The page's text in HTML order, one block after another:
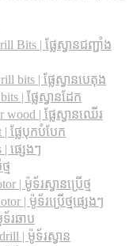
Bits |​ ផ្លែស្វានជញ្ជាំង
bits |​ ផ្លែស្វានបេតុង
|​ ផ្លែស្វានដែក
|​ ផ្លែស្វានឈើរ
|​ ផ្លែបុកបំបែក
| ផ្សេងៗ
ម
| ម៉ូទ័រស្វានប្រើថ្ម
| ម៉ូទ័រប្រើថ្មផ្សេងៗ
រឆាប
| ម៉ូទ័រស្វាន